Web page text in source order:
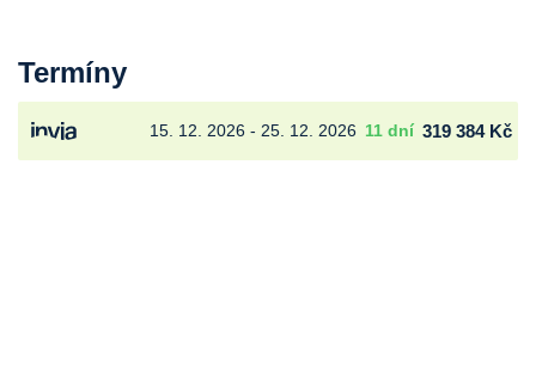
Termíny
15. 12. 2026 - 25. 12. 2026 11 dní 319 384 Kč